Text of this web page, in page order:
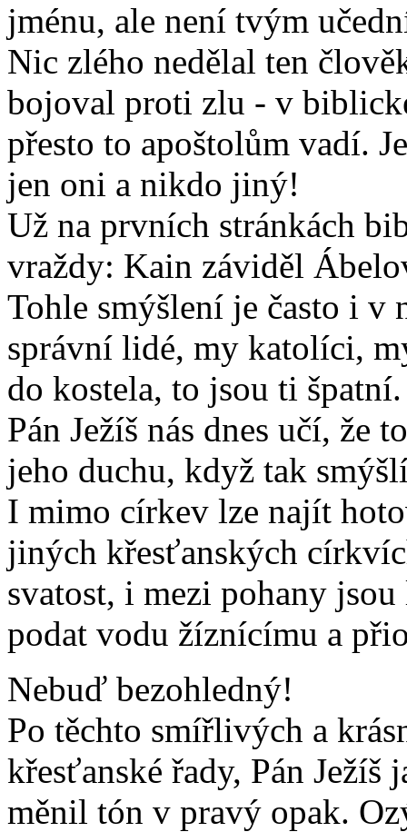
jménu, ale není tvým
Nic zlého nedělal ten
bojoval proti zlu - v
přesto to apoštolům vadí.
jen oni a nikdo jiný!
Už na prvních stránkách
vraždy: Kain záviděl
Tohle smýšlení je často i v
správní lidé, my katolíci,
do kostela, to jsou ti špatní.
Pán Ježíš nás dnes učí, že
jeho duchu, když tak
I mimo církev lze najít
jiných křesťanských
svatost, i mezi pohany
podat vodu žíznícímu a
Nebuď bezohledný!
Po těchto smířlivých a
křesťanské řady, Pán
měnil tón v pravý opak.